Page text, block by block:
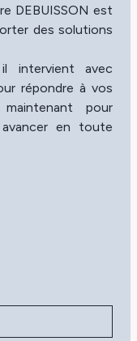
DEBUISSON est
des solutions
intervient avec
répondre à vos
pour
en toute